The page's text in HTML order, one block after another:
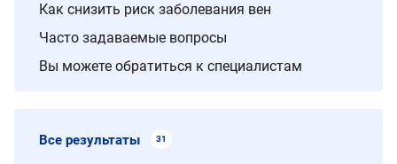
Как снизить риск заболевания вен
Часто задаваемые вопросы
Вы можете обратиться к специалистам
Все результаты 31